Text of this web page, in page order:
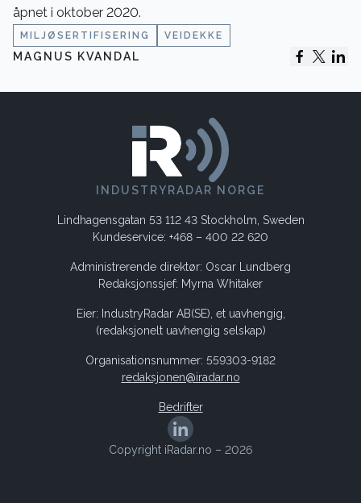
åpnet i oktober 2020.
MILJØSERTIFISERING VEIDEKKE
MAGNUS KVANDAL
INDUSTRYRADAR NORGE
Lindhagensgatan 53 112 43 Stockholm, Sweden
Kundeservice: +468 – 400 22 620
Administrerende direktør: Oscar Lundberg
Redaksjonssjef: Myrna Whitaker
Eier: IndustryRadar AB(SE), et uavhengig,
(redaksjonelt uavhengig selskap)
Organisationsnummer: 559303-9182
redaksjonen@iradar.no
Bedrifter
Copyright iRadar.no – 2026